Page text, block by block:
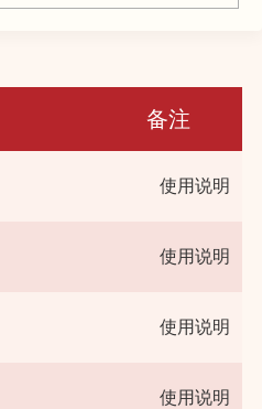
备注
使用说明
使用说明
使用说明
使用说明